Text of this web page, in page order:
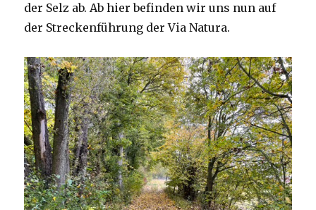
der Selz ab. Ab hier befinden wir uns nun auf
der Streckenführung der Via Natura.